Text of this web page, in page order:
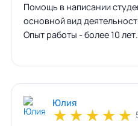
Помощь в написании
основной вид
Опыт работы - более 10
Юлия
★★★★★